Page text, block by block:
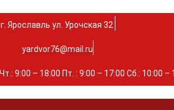
г. Ярославль ул. Урочская 32 ⁣⁣⁣⁣
yardvor76@mail.ru
9:00 – 18:00 Пт. : 9:00 – 17:00 Сб.: 10:00 –